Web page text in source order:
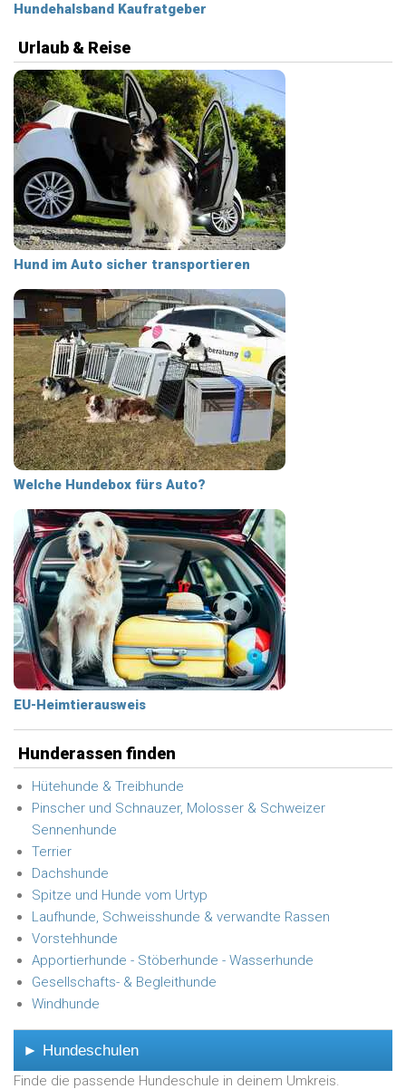
Hundehalsband Kaufratgeber
Urlaub & Reise
Hund im Auto sicher transportieren
Welche Hundebox fürs Auto?
EU-Heimtierausweis
Hunderassen finden
Hütehunde & Treibhunde
Pinscher und Schnauzer, Molosser & Schweizer
Sennenhunde
Terrier
Dachshunde
Spitze und Hunde vom Urtyp
Laufhunde, Schweisshunde & verwandte Rassen
Vorstehhunde
Apportierhunde - Stöberhunde - Wasserhunde
Gesellschafts- & Begleithunde
Windhunde
► Hundeschulen
Finde die passende Hundeschule in deinem Umkreis.